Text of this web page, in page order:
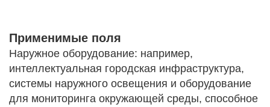
Применимые поля
Наружное оборудование: например,
интеллектуальная городская инфраструктура,
системы наружного освещения и оборудование
для мониторинга окружающей среды, способное